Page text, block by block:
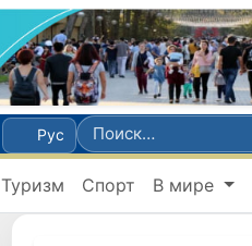
Рус
Туризм Спорт В мире